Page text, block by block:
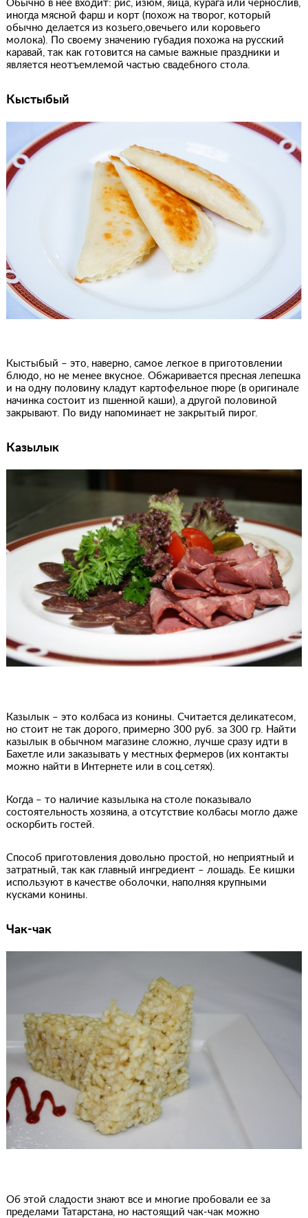
Обычно в нее входит: рис, изюм, яйца, курага или чернослив,
иногда мясной фарш и корт (похож на творог, который
обычно делается из козьего,овечьего или коровьего
молока). По своему значению губадия похожа на русский
каравай, так как готовится на самые важные праздники и
является неотъемлемой частью свадебного стола.
Кыстыбый
Кыстыбый – это, наверно, самое легкое в приготовлении
блюдо, но не менее вкусное. Обжаривается пресная лепешка
и на одну половину кладут картофельное пюре (в оригинале
начинка состоит из пшенной каши), а другой половиной
закрывают. По виду напоминает не закрытый пирог.
Казылык
Казылык – это колбаса из конины. Считается деликатесом,
но стоит не так дорого, примерно 300 руб. за 300 гр. Найти
казылык в обычном магазине сложно, лучше сразу идти в
Бахетле или заказывать у местных фермеров (их контакты
можно найти в Интернете или в соц.сетях).
Когда – то наличие казылыка на столе показывало
состоятельность хозяина, а отсутствие колбасы могло даже
оскорбить гостей.
Способ приготовления довольно простой, но неприятный и
затратный, так как главный ингредиент – лошадь. Ее кишки
используют в качестве оболочки, наполняя крупными
кусками конины.
Чак-чак
Об этой сладости знают все и многие пробовали ее за
пределами Татарстана, но настоящий чак-чак можно